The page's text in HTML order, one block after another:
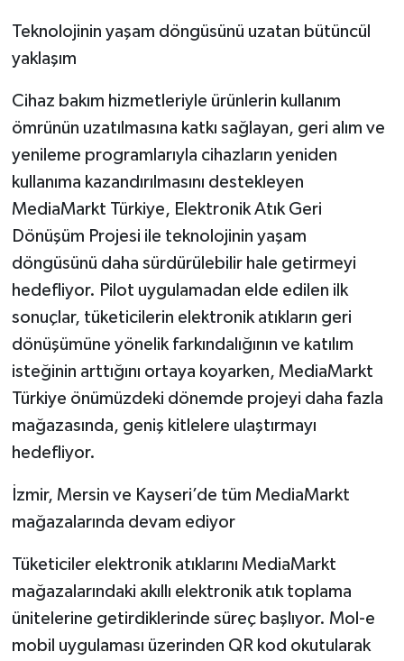
Teknolojinin yaşam döngüsünü uzatan bütüncül
yaklaşım
Cihaz bakım hizmetleriyle ürünlerin kullanım
ömrünün uzatılmasına katkı sağlayan, geri alım ve
yenileme programlarıyla cihazların yeniden
kullanıma kazandırılmasını destekleyen
MediaMarkt Türkiye, Elektronik Atık Geri
Dönüşüm Projesi ile teknolojinin yaşam
döngüsünü daha sürdürülebilir hale getirmeyi
hedefliyor. Pilot uygulamadan elde edilen ilk
sonuçlar, tüketicilerin elektronik atıkların geri
dönüşümüne yönelik farkındalığının ve katılım
isteğinin arttığını ortaya koyarken, MediaMarkt
Türkiye önümüzdeki dönemde projeyi daha fazla
mağazasında, geniş kitlelere ulaştırmayı
hedefliyor.
İzmir, Mersin ve Kayseri’de tüm MediaMarkt
mağazalarında devam ediyor
Tüketiciler elektronik atıklarını MediaMarkt
mağazalarındaki akıllı elektronik atık toplama
ünitelerine getirdiklerinde süreç başlıyor. Mol-e
mobil uygulaması üzerinden QR kod okutularak